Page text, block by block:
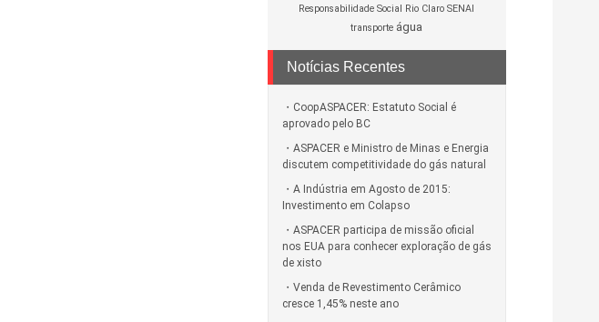
Responsabilidade Social Rio Claro SENAI
transporte água
Notícias Recentes
CoopASPACER: Estatuto Social é
aprovado pelo BC
ASPACER e Ministro de Minas e Energia
discutem competitividade do gás natural
A Indústria em Agosto de 2015:
Investimento em Colapso
ASPACER participa de missão oficial
nos EUA para conhecer exploração de gás
de xisto
Venda de Revestimento Cerâmico
cresce 1,45% neste ano